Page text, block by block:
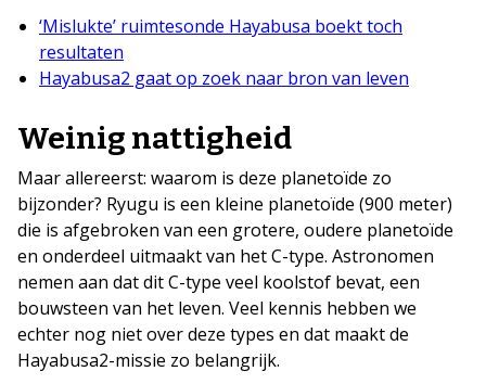
‘Mislukte’ ruimtesonde Hayabusa boekt toch
resultaten
Hayabusa2 gaat op zoek naar bron van leven
Weinig nattigheid
Maar allereerst: waarom is deze planetoïde zo
bijzonder? Ryugu is een kleine planetoïde (900 meter)
die is afgebroken van een grotere, oudere planetoïde
en onderdeel uitmaakt van het C-type. Astronomen
nemen aan dat dit C-type veel koolstof bevat, een
bouwsteen van het leven. Veel kennis hebben we
echter nog niet over deze types en dat maakt de
Hayabusa2-missie zo belangrijk.